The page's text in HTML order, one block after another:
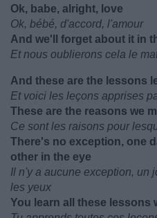
Ok, babe, alright, love
Ok, bébé, d'accord, l'amour
And we'll forget about it in
Et nous oublierons cela le
And these are the lessons
Et voici les leçons apprises
These are the reasons we
Ce sont les raisons pour
There's no exception, one
other in the eye
Il n'y a aucune exception, un
les yeux
You learn all these lessons